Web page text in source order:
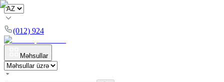
(012) 924
Məhsullar